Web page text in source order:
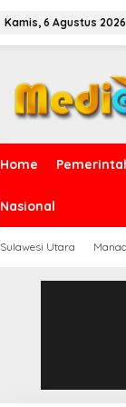
Kamis, 6 Agustus 2026
Home
Nasional
Sulawesi Utara